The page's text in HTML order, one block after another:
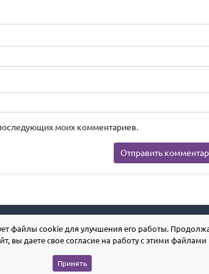
моих комментариев.
файлы cookie для улучшения его работы.
вы даете свое согласие на работу с этими файлами
Принять